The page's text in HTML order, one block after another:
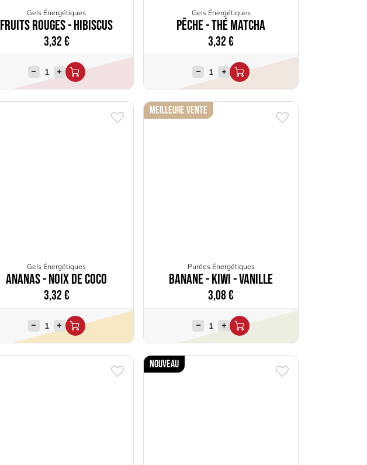
Gels Énergétiques
Fruits Rouges - Hibiscus
3,32€
Gels Énergétiques
Pêche - Thé Matcha
3,32€
Gels Énergétiques
Ananas - Noix de Coco
3,32€
Meilleure Vente
Purées Énergétiques
Banane - Kiwi - Vanille
3,08€
Nouveau